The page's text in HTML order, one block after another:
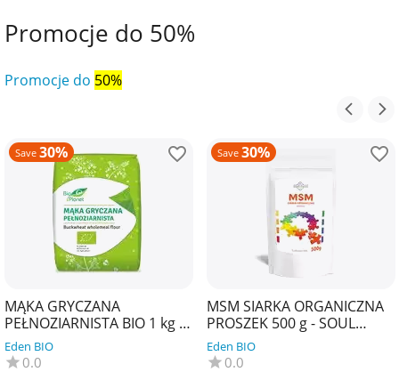
Promocje do 50%
Promocje do 50%
Save 30%
MĄKA GRYCZANA
PEŁNOZIARNISTA BIO 1 kg -
BIO PLANET
Eden BIO
0.0
Save 30%
MSM SIARKA ORGANICZNA
PROSZEK 500 g - SOUL
FARM
Eden BIO
0.0